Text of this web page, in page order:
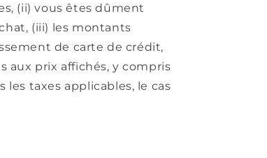
(ii) vous êtes dûment
(iii) les montants
de carte de crédit,
aux prix affichés, y compris
taxes applicables, le cas